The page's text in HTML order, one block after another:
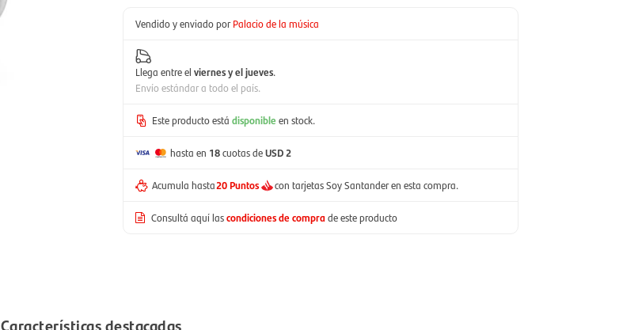
Vendido y enviado por Palacio de la música
Llega entre el viernes y el jueves.
Envío estándar a todo el país.
Este producto está disponible en stock.
hasta en 18cuotas deUSD 2
Acumula hasta20 Puntos con tarjetas Soy Santander en esta compra.
Consultá aquí lascondiciones de comprade este producto
Características destacadas